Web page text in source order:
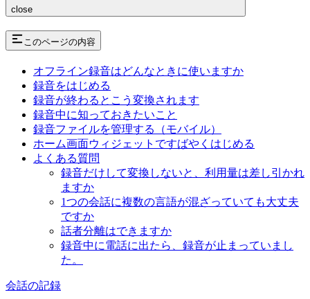
close
このページの内容
オフライン録音はどんなときに使いますか
録音をはじめる
録音が終わるとこう変換されます
録音中に知っておきたいこと
録音ファイルを管理する（モバイル）
ホーム画面ウィジェットですばやくはじめる
よくある質問
録音だけして変換しないと、利用量は差し引かれ
ますか
1つの会話に複数の言語が混ざっていても大丈夫
ですか
話者分離はできますか
録音中に電話に出たら、録音が止まっていまし
た。
会話の記録